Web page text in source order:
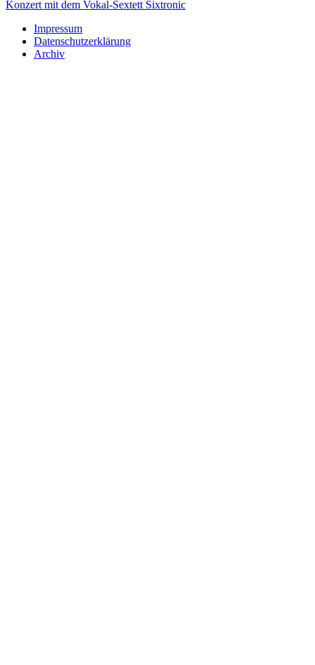
Konzert mit dem Vokal-Sextett Sixtronic
Impressum
Datenschutzerklärung
Archiv